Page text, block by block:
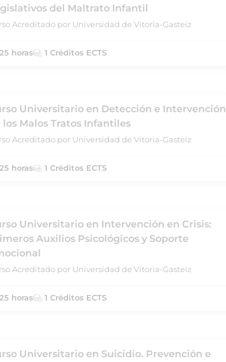
del Maltrato Infantil
Acreditado por Universidad de Vitoria-Gasteiz
25 horas 1 Créditos ECTS
Universitario en Detección e Intervención
los Malos Tratos Infantiles
Acreditado por Universidad de Vitoria-Gasteiz
25 horas 1 Créditos ECTS
Universitario en Intervención en Crisis:
Auxilios Psicológicos y Soporte
Acreditado por Universidad de Vitoria-Gasteiz
25 horas 1 Créditos ECTS
Universitario en Suicidio. Prevención e